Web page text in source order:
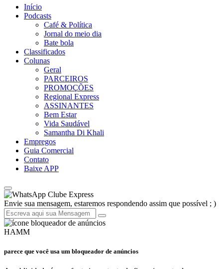
Início
Podcasts
Café & Política
Jornal do meio dia
Bate bola
Classificados
Colunas
Geral
PARCEIROS
PROMOÇÕES
Regional Express
ASSINANTES
Bem Estar
Vida Saudável
Samantha Di Khali
Empregos
Guia Comercial
Contato
Baixe APP
Clube Express
Envie sua mensagem, estaremos respondendo assim que possível ; )
HAMM
parece que você usa um bloqueador de anúncios